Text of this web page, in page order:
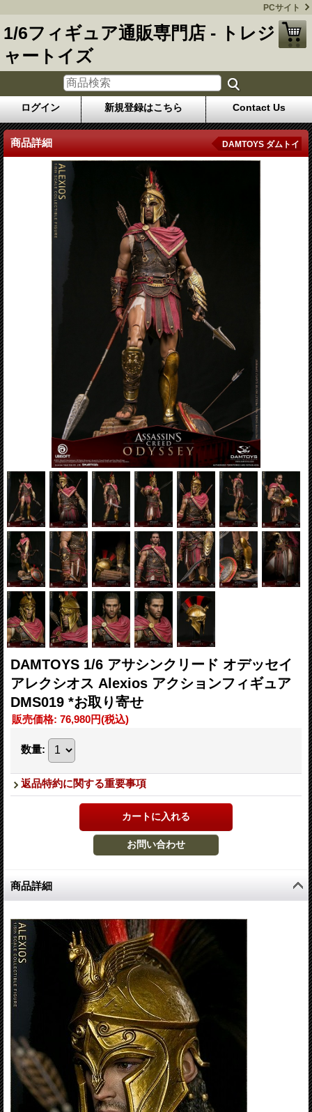
PCサイト
1/6フィギュア通販専門店 - トレジ
ャートイズ
ログイン 新規登録はこちら Contact Us
商品詳細 DAMTOYS ダムトイ
DAMTOYS 1/6 アサシンクリード オデッセイ
アレクシオス Alexios アクションフィギュア
DMS019 *お取り寄せ
販売価格: 76,980円(税込)
数量:
返品特約に関する重要事項
商品詳細